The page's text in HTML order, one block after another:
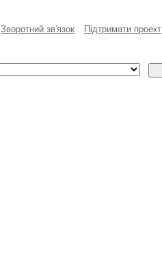
Зворотний зв'язок Пiдтримати проект